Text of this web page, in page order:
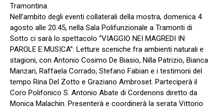
Tramontina.
Nell’ambito degli eventi collaterali della mostra, domenica 4
agosto alle 20.45, nella Sala Polifunzionale a Tramonti di
Sotto ci sarà lo spettacolo “VIAGGIO NEI MAGREDI IN
PAROLE E MUSICA”: Letture sceniche fra ambienti naturali e
stagioni, con Antonio Cosimo De Biasio, Nilla Patrizio, Bianca
Manzari, Raffaela Corrado, Stefano Fabian e i testimoni del
tempo Rina Del Zotto e Graziano Ambroset. Parteciperà il
Coro Polifonico S. Antonio Abate di Cordenons diretto da
Monica Malachin. Presenterà e coordinerà la serata Vittorio